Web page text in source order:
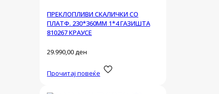
ПРЕКЛОПЛИВИ СКАЛИЧКИ СО
ПЛАТФ. 230*360ММ 1*4 ГАЗИШТА
810267 КРАУСЕ
29.990,00ден
Прочитај повеќе